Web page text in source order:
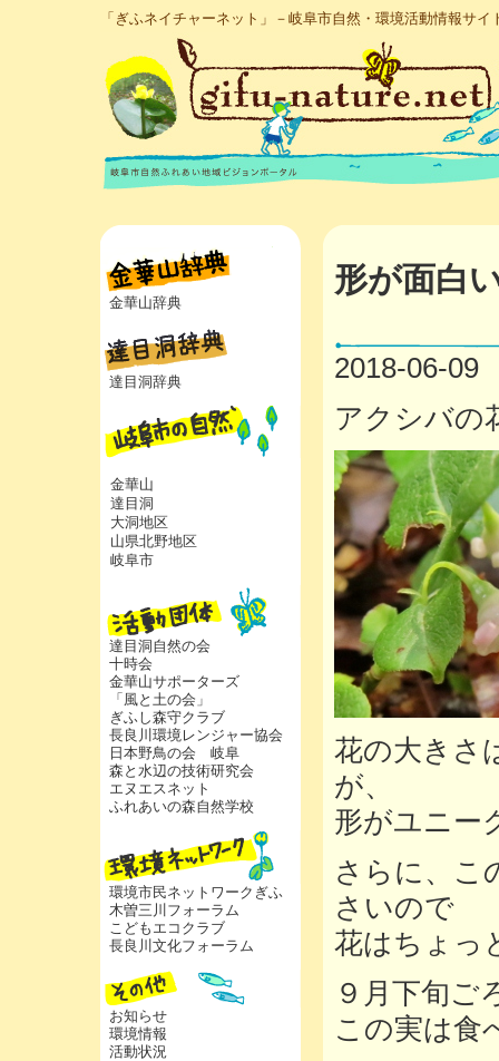
「ぎふネイチャーネット」－岐阜市自然・環境活動情報サイ
金華山辞典
達目洞辞典
金華山
達目洞
大洞地区
山県北野地区
岐阜市
達目洞自然の会
十時会
金華山サポーターズ
「風と土の会」
ぎふし森守クラブ
長良川環境レンジャー協会
日本野鳥の会 岐阜
森と水辺の技術研究会
エヌエスネット
ふれあいの森自然学校
環境市民ネットワークぎふ
木曽三川フォーラム
こどもエコクラブ
長良川文化フォーラム
お知らせ
環境情報
活動状況
形が面白
2018-06-09
アクシバの
花の大きさ
が、
形がユニー
さらに、こ
さいので
花はちょっ
９月下旬ご
この実は食